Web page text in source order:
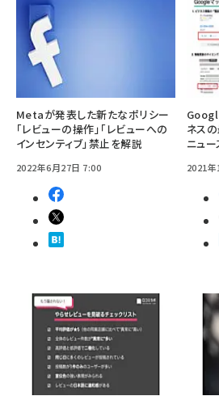
Metaが発表した新たなポリシー
「レビューの操作」「レビューへの
インセンティブ」禁止を解説
2022年6月27日 7:00
ネス
ニュ
2021